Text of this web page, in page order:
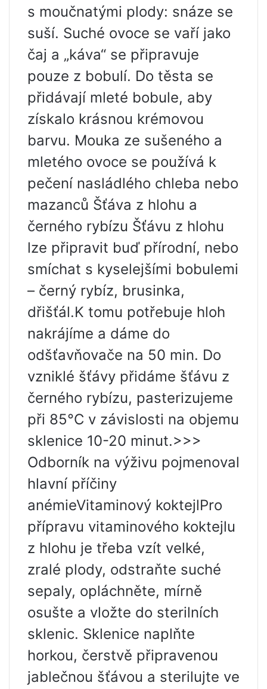
s moučnatými plody: snáze se
suší. Suché ovoce se vaří jako
čaj a „káva“ se připravuje
pouze z bobulí. Do těsta se
přidávají mleté ​​bobule, aby
získalo krásnou krémovou
barvu. Mouka ze sušeného a
mletého ovoce se používá k
pečení nasládlého chleba nebo
mazanců Šťáva z hlohu a
černého rybízu Šťávu z hlohu
lze připravit buď přírodní, nebo
smíchat s kyselejšími bobulemi
– černý rybíz, brusinka,
dřišťál.K tomu potřebuje hloh
nakrájíme a dáme do
odšťavňovače na 50 min. Do
vzniklé šťávy přidáme šťávu z
černého rybízu, pasterizujeme
při 85°C v závislosti na objemu
sklenice 10-20 minut.>>>
Odborník na výživu pojmenoval
hlavní příčiny
anémieVitaminový koktejlPro
přípravu vitaminového koktejlu
z hlohu je třeba vzít velké,
zralé plody, odstraňte suché
sepaly, opláchněte, mírně
osušte a vložte do sterilních
sklenic. Sklenice naplňte
horkou, čerstvě připravenou
jablečnou šťávou a sterilujte ve